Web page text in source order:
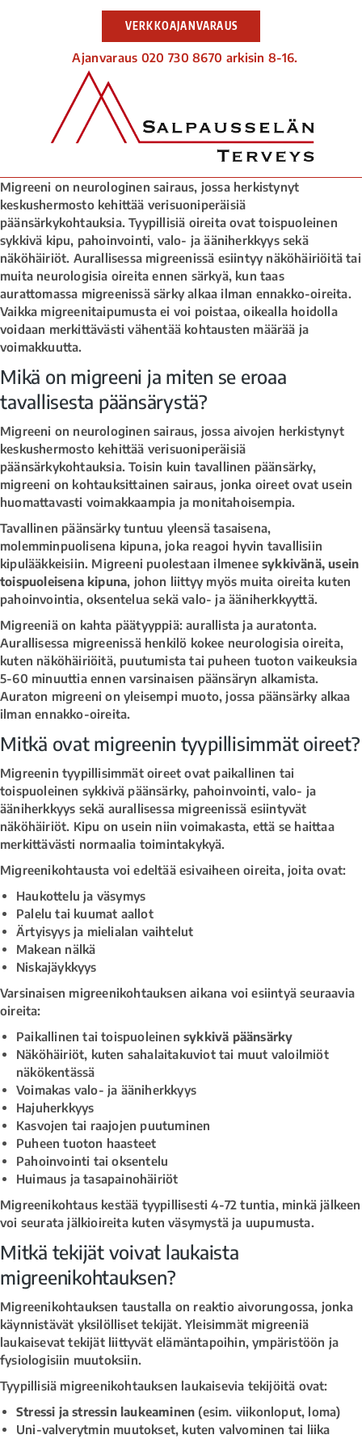
VERKKOAJANVARAUS
Ajanvaraus 020 730 8670 arkisin 8-16.
Migreeni on neurologinen sairaus, jossa herkistynyt
keskushermosto kehittää verisuoniperäisiä
päänsärkykohtauksia. Tyypillisiä oireita ovat toispuoleinen
sykkivä kipu, pahoinvointi, valo- ja ääniherkkyys sekä
näköhäiriöt. Aurallisessa migreenissä esiintyy näköhäiriöitä tai
muita neurologisia oireita ennen särkyä, kun taas
aurattomassa migreenissä särky alkaa ilman ennakko-oireita.
Vaikka migreenitaipumusta ei voi poistaa, oikealla hoidolla
voidaan merkittävästi vähentää kohtausten määrää ja
voimakkuutta.
Mikä on migreeni ja miten se eroaa
tavallisesta päänsärystä?
Migreeni on neurologinen sairaus, jossa aivojen herkistynyt
keskushermosto kehittää verisuoniperäisiä
päänsärkykohtauksia. Toisin kuin tavallinen päänsärky,
migreeni on kohtauksittainen sairaus, jonka oireet ovat usein
huomattavasti voimakkaampia ja monitahoisempia.
Tavallinen päänsärky tuntuu yleensä tasaisena,
molemminpuolisena kipuna, joka reagoi hyvin tavallisiin
kipulääkkeisiin. Migreeni puolestaan ilmeneesykkivänä, usein
toispuoleisena kipuna, johon liittyy myös muita oireita kuten
pahoinvointia, oksentelua sekä valo- ja ääniherkkyyttä.
Migreeniä on kahta päätyyppiä: aurallista ja auratonta.
Aurallisessa migreenissä henkilö kokee neurologisia oireita,
kuten näköhäiriöitä, puutumista tai puheen tuoton vaikeuksia
5-60 minuuttia ennen varsinaisen päänsäryn alkamista.
Auraton migreeni on yleisempi muoto, jossa päänsärky alkaa
ilman ennakko-oireita.
Mitkä ovat migreenin tyypillisimmät oireet?
Migreenin tyypillisimmät oireet ovat paikallinen tai
toispuoleinen sykkivä päänsärky, pahoinvointi, valo- ja
ääniherkkyys sekä aurallisessa migreenissä esiintyvät
näköhäiriöt. Kipu on usein niin voimakasta, että se haittaa
merkittävästi normaalia toimintakykyä.
Migreenikohtausta voi edeltää esivaiheen oireita, joita ovat:
Haukottelu ja väsymys
Palelu tai kuumat aallot
Ärtyisyys ja mielialan vaihtelut
Makean nälkä
Niskajäykkyys
Varsinaisen migreenikohtauksen aikana voi esiintyä seuraavia
oireita:
Paikallinen tai toispuoleinen sykkivä päänsärky
Näköhäiriöt, kuten sahalaitakuviot tai muut valoilmiöt
näkökentässä
Voimakas valo- ja ääniherkkyys
Hajuherkkyys
Kasvojen tai raajojen puutuminen
Puheen tuoton haasteet
Pahoinvointi tai oksentelu
Huimaus ja tasapainohäiriöt
Migreenikohtaus kestää tyypillisesti 4-72 tuntia, minkä jälkeen
voi seurata jälkioireita kuten väsymystä ja uupumusta.
Mitkä tekijät voivat laukaista
migreenikohtauksen?
Migreenikohtauksen taustalla on reaktio aivorungossa, jonka
käynnistävät yksilölliset tekijät. Yleisimmät migreeniä
laukaisevat tekijät liittyvät elämäntapoihin, ympäristöön ja
fysiologisiin muutoksiin.
Tyypillisiä migreenikohtauksen laukaisevia tekijöitä ovat:
Stressi ja stressin laukeaminen (esim. viikonloput, loma)
Uni-valverytmin muutokset, kuten valvominen tai liika